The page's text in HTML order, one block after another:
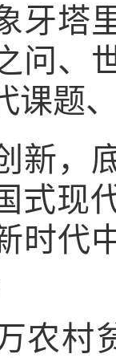
牙塔
问、
课题
，底
现
时代
村贫